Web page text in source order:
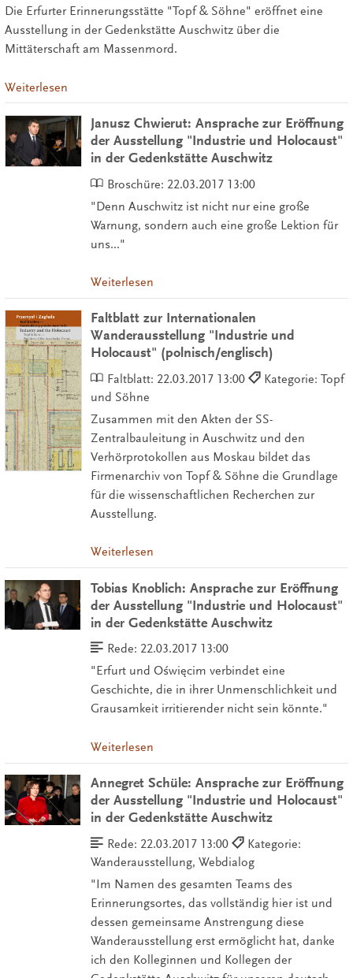
Die Erfurter Erinnerungsstätte "Topf & Söhne" eröffnet eine
Ausstellung in der Gedenkstätte Auschwitz über die
Mittäterschaft am Massenmord.
Weiterlesen
Janusz Chwierut: Ansprache zur Eröffnung
der Ausstellung "Industrie und Holocaust"
in der Gedenkstätte Auschwitz
Broschüre: 22.03.2017 13:00
"Denn Auschwitz ist nicht nur eine große
Warnung, sondern auch eine große Lektion für
uns..."
Weiterlesen
Faltblatt zur Internationalen
Wanderausstellung "Industrie und
Holocaust" (polnisch/englisch)
Faltblatt: 22.03.2017 13:00
Kategorie: Topf
und Söhne
Zusammen mit den Akten der SS-
Zentralbauleitung in Auschwitz und den
Verhörprotokollen aus Moskau bildet das
Firmenarchiv von Topf & Söhne die Grundlage
für die wissenschaftlichen Recherchen zur
Ausstellung.
Weiterlesen
Tobias Knoblich: Ansprache zur Eröffnung
der Ausstellung "Industrie und Holocaust"
in der Gedenkstätte Auschwitz
Rede: 22.03.2017 13:00
"Erfurt und Oświęcim verbindet eine
Geschichte, die in ihrer Unmenschlichkeit und
Grausamkeit irritierender nicht sein könnte."
Weiterlesen
Annegret Schüle: Ansprache zur Eröffnung
der Ausstellung "Industrie und Holocaust"
in der Gedenkstätte Auschwitz
Rede: 22.03.2017 13:00
Kategorie:
Wanderausstellung, Webdialog
"Im Namen des gesamten Teams des
Erinnerungsortes, das vollständig hier ist und
dessen gemeinsame Anstrengung diese
Wanderausstellung erst ermöglicht hat, danke
ich den Kolleginnen und Kollegen der